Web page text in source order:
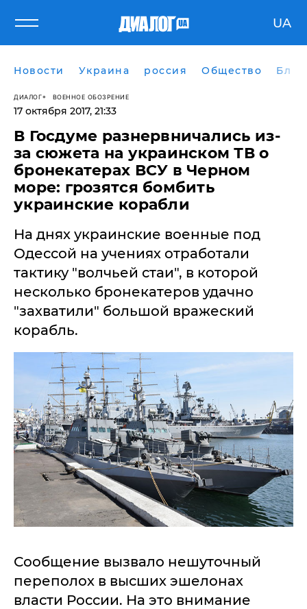
UA
Новости Украина россия Общество
ДИАЛОГ ВОЕННОЕ ОБОЗРЕНИЕ
17 октября 2017, 21:33
​В Госдуме разнервничались из-
за сюжета на украинском ТВ о
бронекатерах ВСУ в Черном
море: грозятся бомбить
украинские корабли
На днях украинские военные под
Одессой на учениях отработали
тактику "волчьей стаи", в которой
несколько бронекатеров удачно
"захватили" большой вражеский
корабль.
Сообщение вызвало нешуточный
переполох в высших эшелонах
власти России. На это внимание